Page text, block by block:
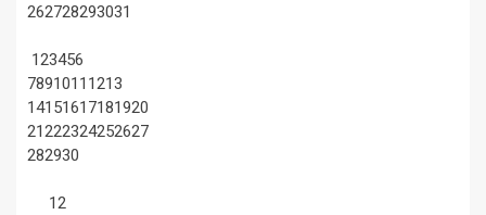
262728293031
123456
7891011 1213
14151617181920
21222324252627
282930
12